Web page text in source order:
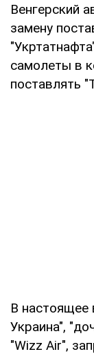
Венгерский
замену
самолеты в
поставлять
В настоящее
Украина",
"Wizz Air",